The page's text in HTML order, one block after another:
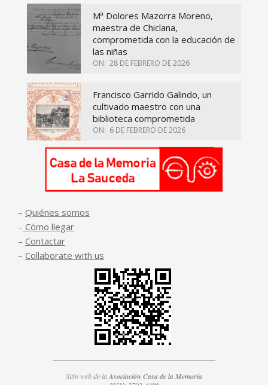
Mª Dolores Mazorra Moreno,
maestra de Chiclana,
comprometida con la educación de
las niñas
ON: 28 DE FEBRERO DE 2026
Francisco Garrido Galindo, un
cultivado maestro con una
biblioteca comprometida
ON: 6 DE FEBRERO DE 2026
– Quiénes somos
– Cómo llegar
– Contactar
– Collaborate with us
Sitio web de laAsociación Casa de la Memoria